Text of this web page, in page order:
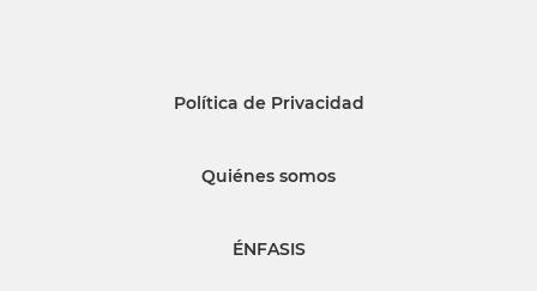
Política de Privacidad
Quiénes somos
ÉNFASIS